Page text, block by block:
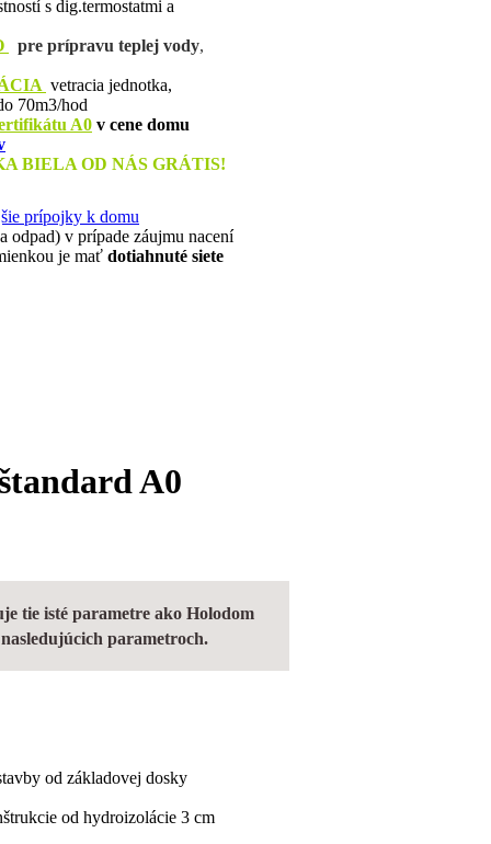
s dig.termostatmi a
pre prípravu teplej vody,
vetracia jednotka,
70m3/hod
A0 v cene domu
BIELA OD NÁS GRÁTIS!
prípojky k domu
odpad) v prípade záujmu nacení
je mať dotiahnuté siete
A0
tie isté parametre ako Holodom
parametroch.
od základovej dosky
od hydroizolácie 3 cm